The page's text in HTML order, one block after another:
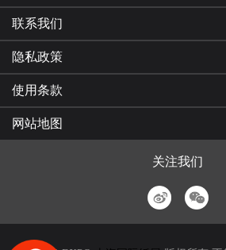
联系我们
隐私政策
使用条款
网站地图
关注我们